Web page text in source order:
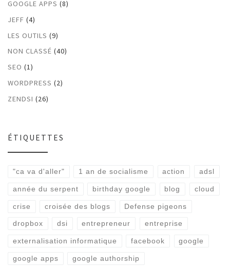
GOOGLE APPS (8)
JEFF (4)
LES OUTILS (9)
NON CLASSÉ (40)
SEO (1)
WORDPRESS (2)
ZENDSI (26)
ÉTIQUETTES
"ca va d'aller" 1 an de socialisme action adsl
année du serpent birthday google blog cloud
crise croisée des blogs Defense pigeons
dropbox dsi entrepreneur entreprise
externalisation informatique facebook google
google apps google authorship